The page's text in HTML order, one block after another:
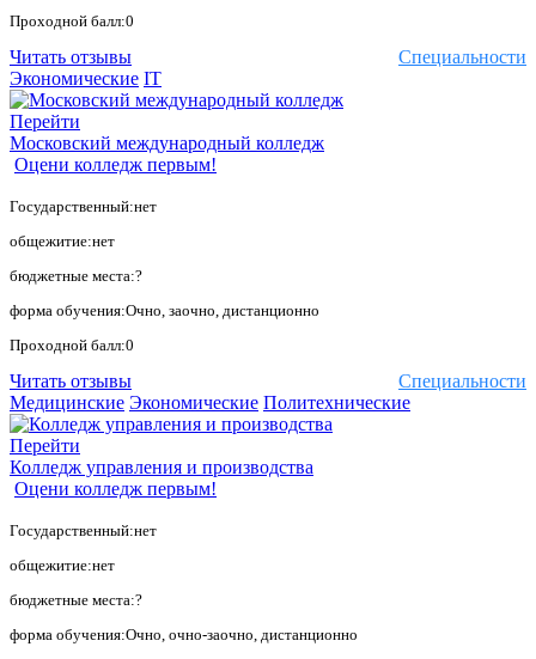
Проходной балл:0
Специальности
Читать отзывы
Экономические IT
Перейти
Московский международный колледж
Оцени колледж первым!
Государственный:нет
общежитие:нет
бюджетные места:?
форма обучения:Очно, заочно, дистанционно
Проходной балл:0
Специальности
Читать отзывы
Медицинские Экономические Политехнические
Перейти
Колледж управления и производства
Оцени колледж первым!
Государственный:нет
общежитие:нет
бюджетные места:?
форма обучения:Очно, очно-заочно, дистанционно